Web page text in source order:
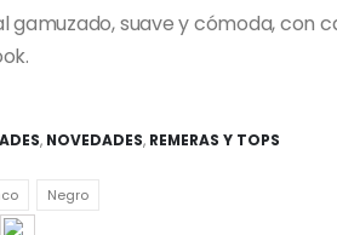
gamuzado, suave y cómoda, con
, NOVEDADES, REMERAS Y TOPS
Negro